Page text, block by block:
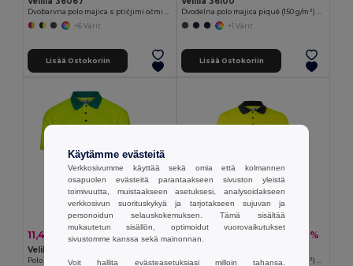
Dvobarvna polo majica s ptičjimi očmi (160 g/m²) z dolgimi rokavi, iz poliestra (100 %)
+6 Värit
Lisää Ostokoriin
Dvodelna polo majica piqué (150 g/m²) s kratkimi rokavi, iz bombaža (55 %) in poliestra (45 %)
+1 Värit
Lisää Ostokoriin
11,42 € 15,63 € -27%
Velilla 36141
Polo majica s ptičjimi očmi (140 g/m²) s kratkimi rokavi, iz poliestra (100 %)
-42%
Käytämme evästeitä
Verkkosivumme käyttää sekä omia että kolmannen
osapuolen evästeitä parantaakseen sivuston yleistä
toimivuutta, muistaakseen asetuksesi, analysoidakseen
verkkosivun suorituskykyä ja tarjotakseen sujuvan ja
personoidun selauskokemuksen. Tämä sisältää
mukautetun sisällön, optimoidut vuorovaikutukset
sivustomme kanssa sekä mainonnan.
Voit hallita evästeasetuksiasi milloin tahansa.